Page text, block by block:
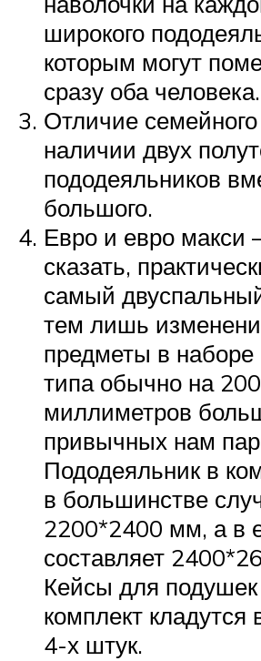
широкого
которым могут
сразу оба человека.
Отличие
наличии двух
пододеяльников
большого.
Евро и евро макси
сказать,
самый
тем лишь
предметы в наборе
типа обычно на 200
миллиметров
привычных нам
Пододеяльник в
в большинстве
2200*2400 мм, а в
составляет
Кейсы для
комплект кладутся
4-х штук.